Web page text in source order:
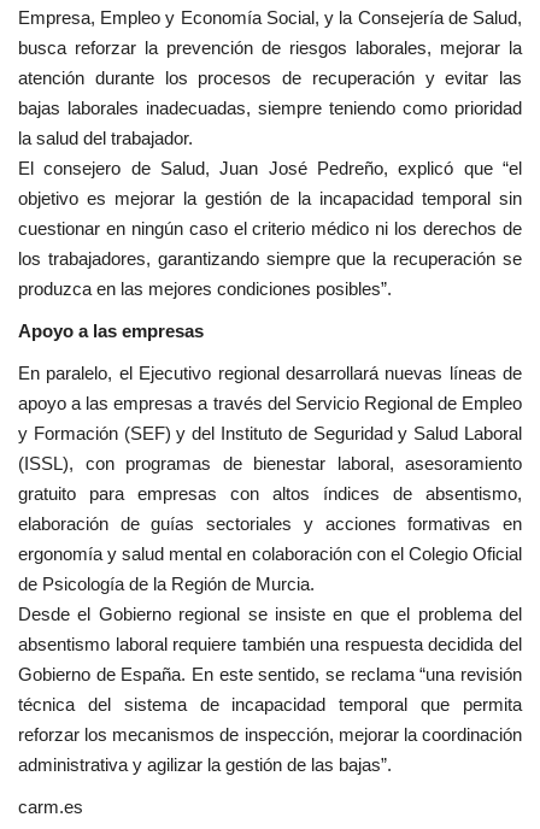
Empresa, Empleo y Economía Social, y la Consejería de Salud,
busca reforzar la prevención de riesgos laborales, mejorar la
atención durante los procesos de recuperación y evitar las
bajas laborales inadecuadas, siempre teniendo como prioridad
la salud del trabajador.
El consejero de Salud, Juan José Pedreño, explicó que “el
objetivo es mejorar la gestión de la incapacidad temporal sin
cuestionar en ningún caso el criterio médico ni los derechos de
los trabajadores, garantizando siempre que la recuperación se
produzca en las mejores condiciones posibles”.
Apoyo a las empresas
En paralelo, el Ejecutivo regional desarrollará nuevas líneas de
apoyo a las empresas a través del Servicio Regional de Empleo
y Formación (SEF) y del Instituto de Seguridad y Salud Laboral
(ISSL), con programas de bienestar laboral, asesoramiento
gratuito para empresas con altos índices de absentismo,
elaboración de guías sectoriales y acciones formativas en
ergonomía y salud mental en colaboración con el Colegio Oficial
de Psicología de la Región de Murcia.
Desde el Gobierno regional se insiste en que el problema del
absentismo laboral requiere también una respuesta decidida del
Gobierno de España. En este sentido, se reclama “una revisión
técnica del sistema de incapacidad temporal que permita
reforzar los mecanismos de inspección, mejorar la coordinación
administrativa y agilizar la gestión de las bajas”.
carm.es